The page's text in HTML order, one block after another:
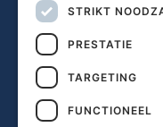
STRIKT
PRESTATIE
TARGETING
FUNCTIONEEL